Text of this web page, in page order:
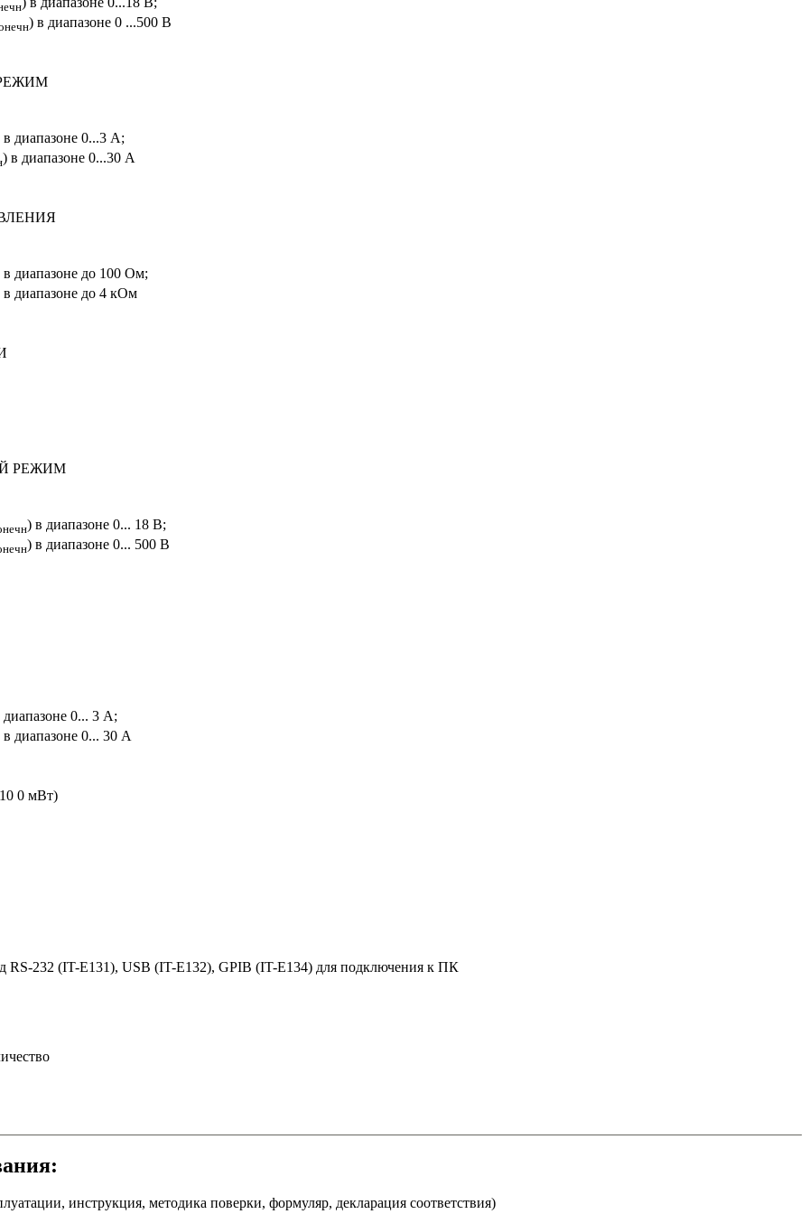
) в диапазоне 0 ...500 В
в диапазоне 0...3 А;
) в диапазоне 0...30 А
в диапазоне до 100 Ом;
в диапазоне до 4 кОм
РЕЖИМ
) в диапазоне 0... 18 В;
) в диапазоне 0... 500 В
диапазоне 0... 3 А;
в диапазоне 0... 30 А
0 мВт)
RS-232 (IT-E131), USB (IT-E132), GPIB (IT-E134) для подключения к ПК
инструкция, методика поверки, формуляр, декларация соответствия)